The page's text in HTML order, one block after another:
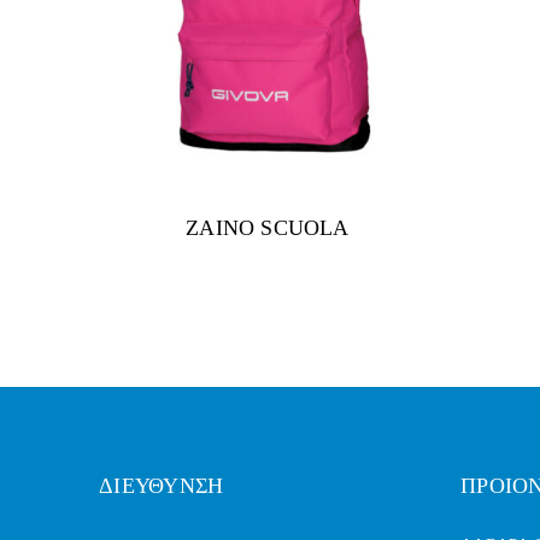
ZAINO SCUOLA
ΔΙΕΥΘΥΝΣΗ